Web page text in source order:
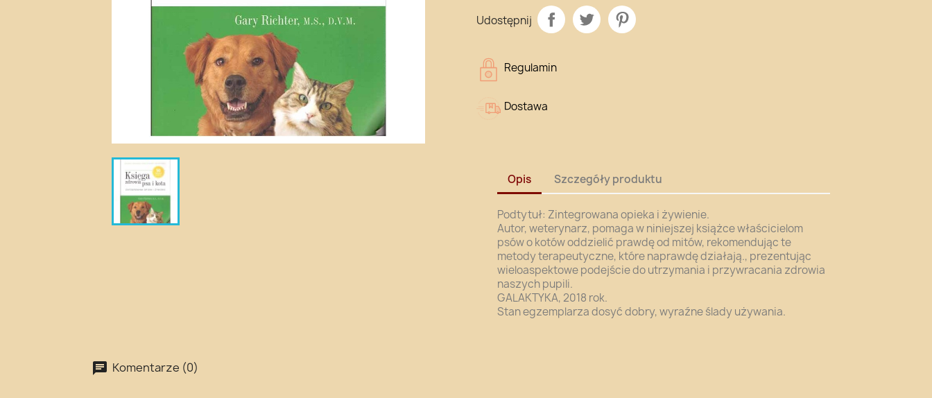
Udostępnij
Regulamin
Dostawa
Opis Szczegóły produktu
Podtytuł: Zintegrowana opieka i żywienie.
Autor, weterynarz, pomaga w niniejszej książce właścicielom
psów o kotów oddzielić prawdę od mitów, rekomendując te
metody terapeutyczne, które naprawdę działają., prezentując
wieloaspektowe podejście do utrzymania i przywracania zdrowia
naszych pupili.
GALAKTYKA, 2018 rok.
Stan egzemplarza dosyć dobry, wyraźne ślady używania.
Komentarze (0)